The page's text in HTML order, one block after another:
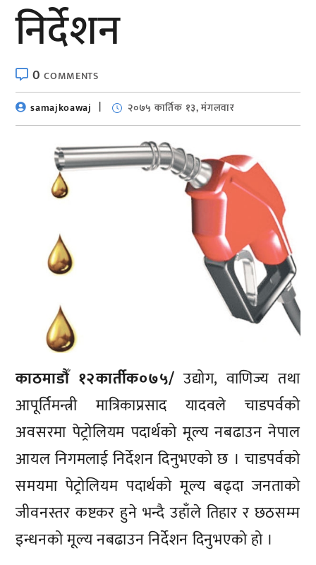
निर्देशन
0COMMENTS
samajkoawaj
२०७५ कार्तिक १३, मंगलवार
काठमाडौँ १२कार्तीक०७५/ उद्योग, वाणिज्य तथा
आपूर्तिमन्त्री मात्रिकाप्रसाद यादवले चाडपर्वको
अवसरमा पेट्रोलियम पदार्थको मूल्य नबढाउन नेपाल
आयल निगमलाई निर्देशन दिनुभएको छ । चाडपर्वको
समयमा पेट्रोलियम पदार्थको मूल्य बढ्दा जनताको
जीवनस्तर कष्टकर हुने भन्दै उहाँले तिहार र छठसम्म
इन्धनको मूल्य नबढाउन निर्देशन दिनुभएको हो ।